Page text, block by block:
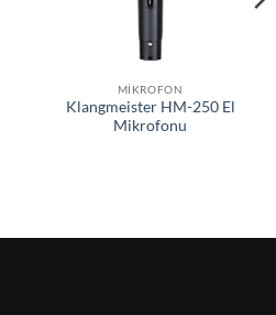
MIKROFON
Klangmeister HM-250 El
Mikrofonu